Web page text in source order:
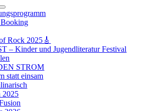
Rock 2025🎸
– Kinder und Jugendliteratur Festival
STROM
statt einsam
2025